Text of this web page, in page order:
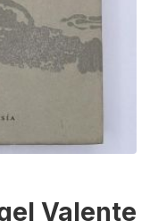
Valente